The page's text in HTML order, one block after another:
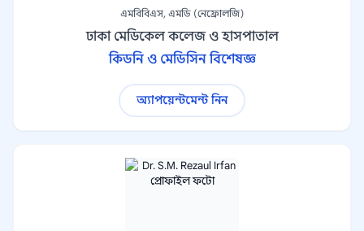
এমবিবিএস, এমডি (নেফ্রোলজি)
ঢাকা মেডিকেল কলেজ ও হাসপাতাল
কিডনি ও মেডিসিন বিশেষজ্ঞ
অ্যাপয়েন্টমেন্ট নিন